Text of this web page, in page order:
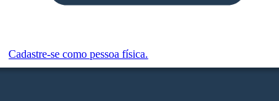
Cadastre-se como pessoa física.